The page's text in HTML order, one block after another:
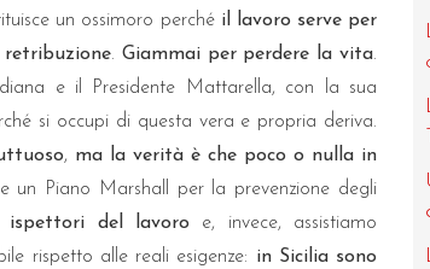
un ossimoro perché il lavoro serve per
retribuzione. Giammai per perdere la vita.
e il Presidente Mattarella, con la sua
si occupi di questa vera e propria deriva.
, ma la verità è che poco o nulla in
un Piano Marshall per la prevenzione degli
ispettori del lavoro e, invece, assistiamo
rispetto alle reali esigenze: in Sicilia sono